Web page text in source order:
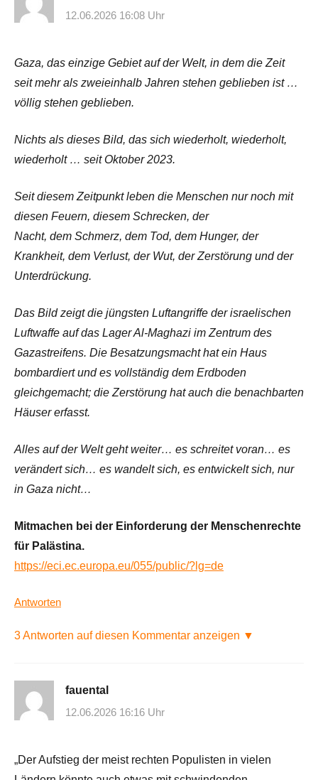
12.06.2026 16:08 Uhr
Gaza, das einzige Gebiet auf der Welt, in dem die Zeit
seit mehr als zweieinhalb Jahren stehen geblieben ist …
völlig stehen geblieben.
Nichts als dieses Bild, das sich wiederholt, wiederholt,
wiederholt … seit Oktober 2023.
Seit diesem Zeitpunkt leben die Menschen nur noch mit
diesen Feuern, diesem Schrecken, der
Nacht, dem Schmerz, dem Tod, dem Hunger, der
Krankheit, dem Verlust, der Wut, der Zerstörung und der
Unterdrückung.
Das Bild zeigt die jüngsten Luftangriffe der israelischen
Luftwaffe auf das Lager Al-Maghazi im Zentrum des
Gazastreifens. Die Besatzungsmacht hat ein Haus
bombardiert und es vollständig dem Erdboden
gleichgemacht; die Zerstörung hat auch die benachbarten
Häuser erfasst.
Alles auf der Welt geht weiter… es schreitet voran… es
verändert sich… es wandelt sich, es entwickelt sich, nur
in Gaza nicht…
Mitmachen bei der Einforderung der Menschenrechte
für Palästina.
https://eci.ec.europa.eu/055/public/?lg=de
Antworten
3 Antworten auf diesen Kommentar anzeigen ▼
fauental
12.06.2026 16:16 Uhr
„Der Aufstieg der meist rechten Populisten in vielen